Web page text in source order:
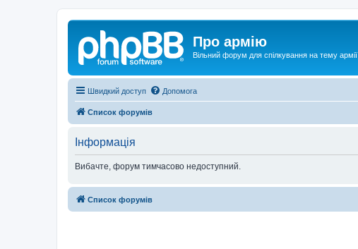
Про армію
Вільний форум для спілкування на тему армії
Швидкий доступ Допомога
Список форумів
Інформація
Вибачте, форум тимчасово недоступний.
Список форумів